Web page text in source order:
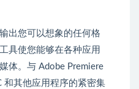
出您可以想象的任何格
具使您能够在各种应用
体。与 Adobe Premiere
和其他应用程序的紧密集